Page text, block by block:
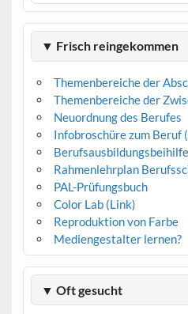
▼ Frisch reingekommen
Themenbereiche der
Themenbereiche der
Neuordnung des Berufes
Infobroschüre zum Beruf
Rahmenlehrplan
PAL-Prüfungsbuch
Color Lab (Link)
Reproduktion von Farbe
Mediengestalter lernen?
▼ Oft gesucht